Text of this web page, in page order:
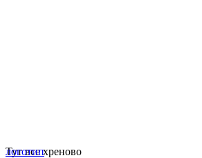
Тут все хреново
логотип